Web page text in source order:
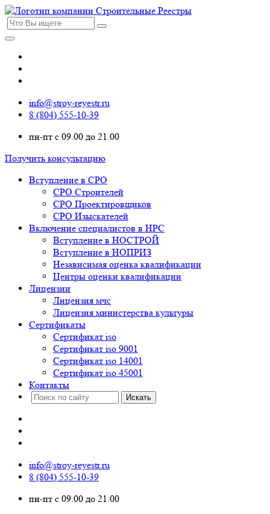
info@stroy-reyestr.ru
8 (804) 555-10-39
пн-пт с 09.00 до 21.00
Получить консультацию
Вступление в СРО
СРО Строителей
СРО Проектировщиков
СРО Изыскателей
Включение специалистов в НРС
Вступление в НОСТРОЙ
Вступление в НОПРИЗ
Независимая оценка квалификации
Центры оценки квалификации
Лицензии
Лицензия мчс
Лицензия министерства культуры
Сертификаты
Сертификат iso
Сертификат iso 9001
Сертификат iso 14001
Сертификат iso 45001
Контакты
info@stroy-reyestr.ru
8 (804) 555-10-39
пн-пт с 09.00 до 21.00